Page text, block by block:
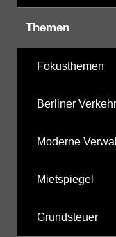
Themen
Fokusthemen
Berliner
Moderne
Mietspiegel
Grundsteuer